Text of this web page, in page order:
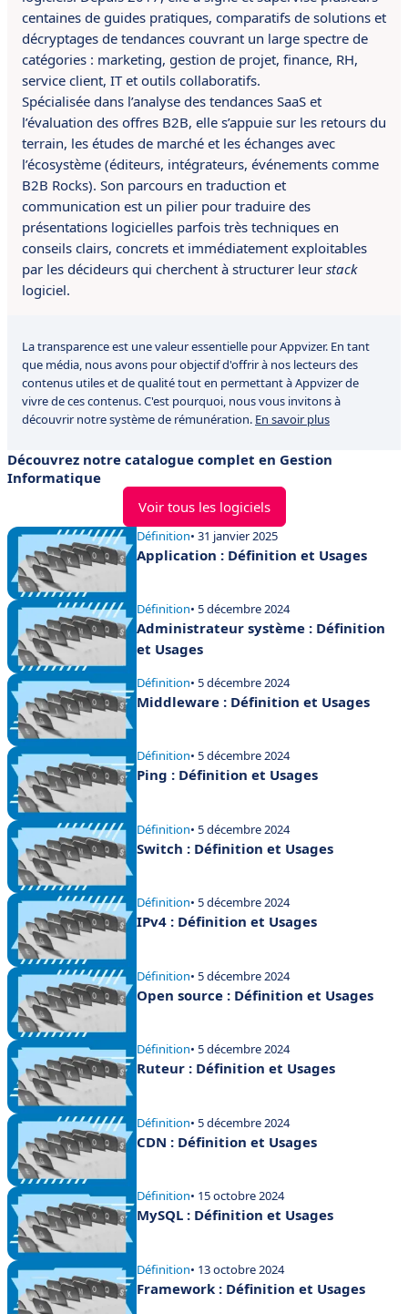
centaines de guides pratiques, comparatifs de solutions et
décryptages de tendances couvrant un large spectre de
catégories : marketing, gestion de projet, finance, RH,
service client, IT et outils collaboratifs.
Spécialisée dans l’analyse des tendances SaaS et
l’évaluation des offres B2B, elle s’appuie sur les retours du
terrain, les études de marché et les échanges avec
l’écosystème (éditeurs, intégrateurs, événements comme
B2B Rocks). Son parcours en traduction et
communication est un pilier pour traduire des
présentations logicielles parfois très techniques en
conseils clairs, concrets et immédiatement exploitables
par les décideurs qui cherchent à structurer leur stack
logiciel.
La transparence est une valeur essentielle pour Appvizer. En tant
que média, nous avons pour objectif d'offrir à nos lecteurs des
contenus utiles et de qualité tout en permettant à Appvizer de
vivre de ces contenus. C'est pourquoi, nous vous invitons à
découvrir notre système de rémunération. En savoir plus
Découvrez notre catalogue complet en Gestion
Informatique
Voir tous les logiciels
Définition• 31 janvier 2025
Application : Définition et Usages
Définition• 5 décembre 2024
Administrateur système : Définition
et Usages
Définition• 5 décembre 2024
Middleware : Définition et Usages
Définition• 5 décembre 2024
Ping : Définition et Usages
Définition• 5 décembre 2024
Switch : Définition et Usages
Définition• 5 décembre 2024
IPv4 : Définition et Usages
Définition• 5 décembre 2024
Open source : Définition et Usages
Définition• 5 décembre 2024
Ruteur : Définition et Usages
Définition• 5 décembre 2024
CDN : Définition et Usages
Définition• 15 octobre 2024
MySQL : Définition et Usages
Définition• 13 octobre 2024
Framework : Définition et Usages